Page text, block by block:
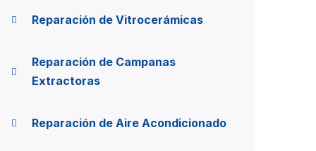
Reparación de Vitrocerámicas
Reparación de Campanas
Extractoras
Reparación de Aire Acondicionado